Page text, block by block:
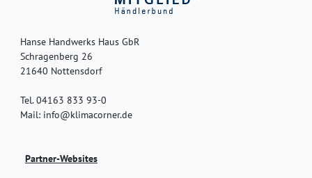
Hanse Handwerks Haus GbR
Schragenberg 26
21640 Nottensdorf
Tel. 04163 833 93-0
Mail: info@klimacorner.de
Partner-Websites